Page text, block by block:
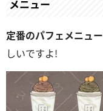
メニュー
定番のパフェメニュー
しいですよ!